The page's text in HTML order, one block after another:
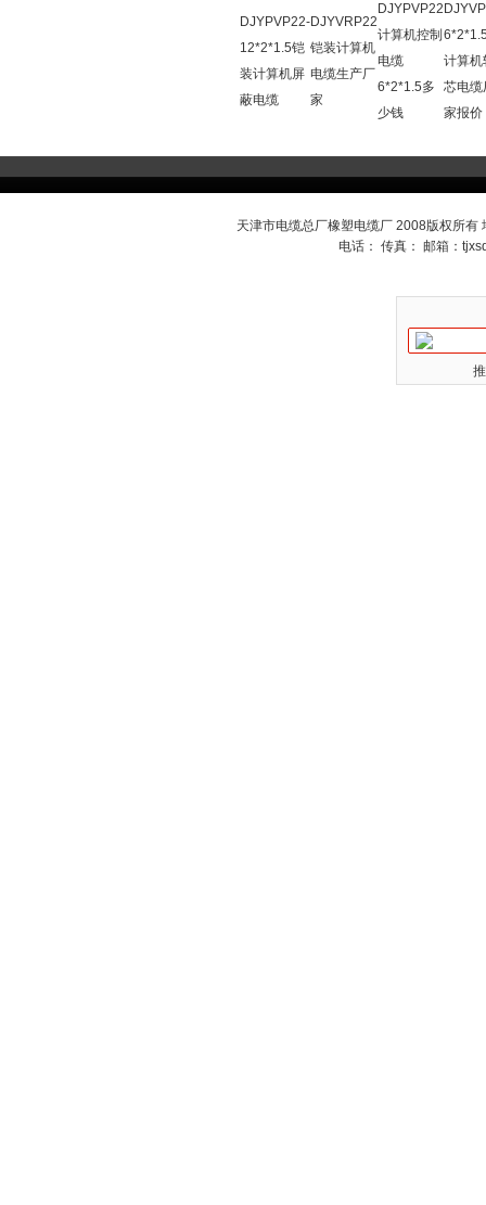
DJYPVP22-
12*2*1.5铠
装计算机屏
蔽电缆
DJYVRP22
铠装计算机
电缆生产厂
家
DJYPVP22
计算机控制
电缆
6*2*1.5多
少钱
计算机
芯电缆
家报价
天津市电缆总厂橡塑电缆厂 2008版权所有
电话： 传真： 邮箱：